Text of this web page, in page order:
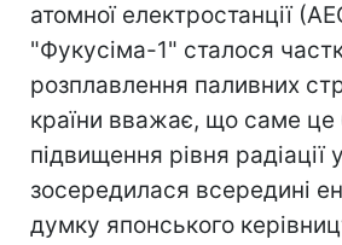
атомної електростанції
"Фукусіма-1" сталося
розплавлення паливних
країни вважає, що саме
підвищення рівня радіації
зосередилася всередині
думку японського